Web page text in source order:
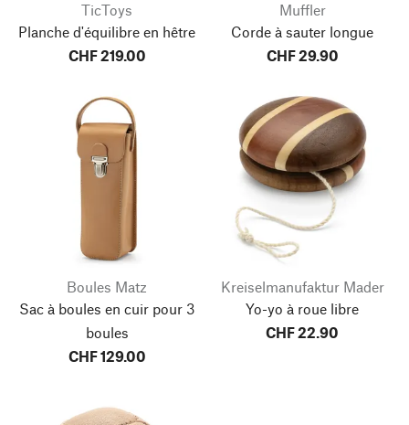
TicToys
Planche d'équilibre en hêtre
CHF 219.00
Muffler
Corde à sauter longue
CHF 29.90
Boules Matz
Sac à boules en cuir pour 3
boules
CHF 129.00
Kreiselmanufaktur Mader
Yo-yo à roue libre
CHF 22.90